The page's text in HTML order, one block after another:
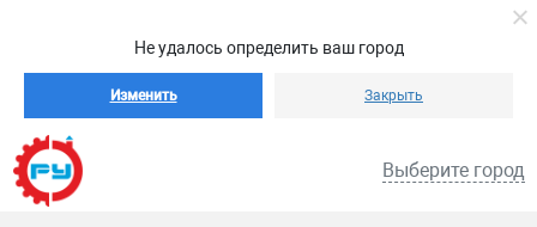
Не удалось определить ваш город
Изменить Закрыть
Выберите город